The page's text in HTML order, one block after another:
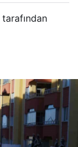
tarafından